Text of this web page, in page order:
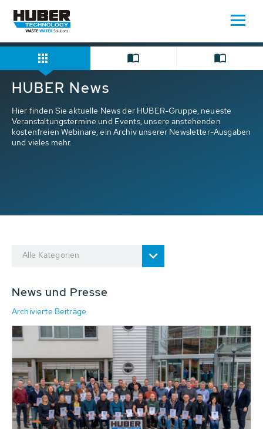
Home
HUBER News
Hier finden Sie aktuelle News der HUBER-Gruppe, neueste
Veranstaltungstermine und Events, unsere anstehenden
kostenfreien Webinare, ein Archiv unserer Newsletter-Ausgaben
und vieles mehr.
Alle Kategorien
News und Presse
Archivierte Beiträge